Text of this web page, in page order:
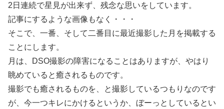
2日連続で星見が出来ず、残念な思いをしています。
記事にするような画像もなく・・・
そこで、一番、そして二番目に最近撮影した月を掲載する
ことにします。
月は、DSO撮影の障害になることはありますが、やはり
眺めていると癒されるものです。
撮影でも癒されるものを、と撮影しているつもりなのです
が、今一つキレにかけるというか、ぼーっとしているとい